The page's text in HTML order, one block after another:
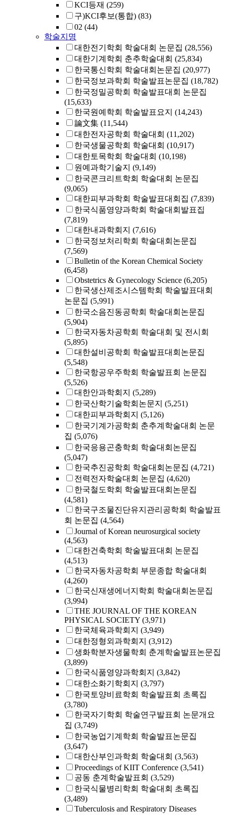
KCI등재 (259)
구)KCI후보(통합) (83)
02 (44)
학술지명
대한전기학회 학술대회 논문집 (28,556)
대한기계학회 춘추학술대회 (25,834)
한국통신학회 학술대회논문집 (20,977)
한국정보과학회 학술발표논문집 (18,782)
한국정밀공학회 학술발표대회 논문집
(15,633)
한국원예학회 학술발표요지 (14,243)
論文集 (11,544)
대한전자공학회 학술대회 (11,202)
한국생물공학회 학술대회 (10,917)
대한토목학회 학술대회 (10,198)
원예과학기술지 (9,149)
한국콘크리트학회 학술대회 논문집
(9,065)
대한피부과학회 학술발표대회집 (7,839)
한국식품영양과학회 학술대회발표집
(7,819)
대한내과학회지 (7,616)
한국정보처리학회 학술대회논문집
(7,569)
Bulletin of the Korean Chemical Society
(6,458)
Obstetrics & Gynecology Science (6,205)
한국생산제조시스템학회 학술발표대회
논문집 (5,991)
한국소음진동공학회 학술대회논문집
(5,904)
한국자동차공학회 학술대회 및 전시회
(5,895)
대한설비공학회 학술발표대회논문집
(5,548)
한국항공우주학회 학술발표회 논문집
(5,526)
대한안과학회지 (5,289)
한국산학기술학회논문지 (5,251)
대한피부과학회지 (5,126)
한국기계가공학회 춘추계학술대회 논문
집 (5,076)
한국응용곤충학회 학술대회논문집
(5,047)
한국추진공학회 학술대회논문집 (4,721)
전력전자학술대회 논문집 (4,620)
한국철도학회 학술발표대회논문집
(4,581)
한국구조물진단유지관리공학회 학술발표
회 논문집 (4,564)
Journal of Korean neurosurgical society
(4,563)
대한건축학회 학술발표대회 논문집
(4,513)
한국자동차공학회 부문종합 학술대회
(4,260)
한국신재생에너지학회 학술대회논문집
(3,994)
THE JOURNAL OF THE KOREAN
PHYSICAL SOCIETY (3,971)
한국체육과학회지 (3,949)
대한정형외과학회지 (3,912)
생화학분자생물학회 춘계학술발표논문집
(3,899)
한국식품영양과학회지 (3,842)
대한소화기학회지 (3,797)
한국토양비료학회 학술발표회 초록집
(3,780)
한국자기학회 학술연구발표회 논문개요
집 (3,749)
한국농업기계학회 학술발표논문집
(3,647)
대한산부인과학회 학술대회 (3,563)
Proceedings of KIIT Conference (3,541)
공동 춘계학술발표회 (3,529)
한국식물병리학회 학술대회 초록집
(3,489)
Tuberculosis and Respiratory Diseases